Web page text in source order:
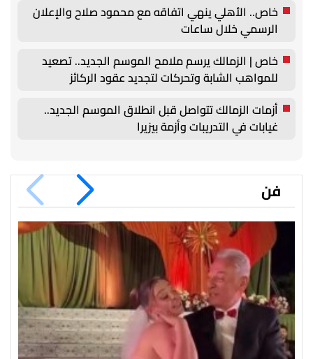
خاص.. الأهلي ينهي اتفاقه مع محمود صلاح والإعلان
الرسمي خلال ساعات
خاص | الزمالك يرسم ملامح الموسم الجديد.. تصعيد
للمواهب الشابة وتحركات لتجديد عقود الركائز
أزمات الزمالك تتواصل قبل انطلاق الموسم الجديد..
غيابات في التدريبات وأزمة بيزيرا
فن